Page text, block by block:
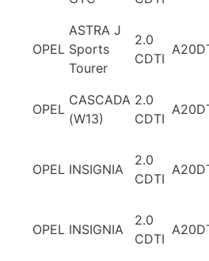
OPEL
ASTRA J
Sports
Tourer
2.0
CDTI
OPEL
CASCADA
(W13)
2.0
CDTI
OPEL INSIGNIA
2.0
CDTI
OPEL INSIGNIA
2.0
CDTI